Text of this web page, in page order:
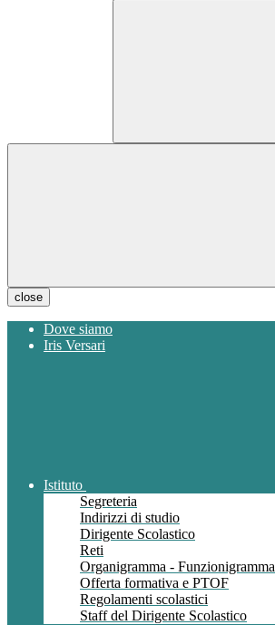
close
Dove siamo
Iris Versari
Istituto
Segreteria
Indirizzi di studio
Dirigente Scolastico
Reti
Organigramma - Funzionigramma
Offerta formativa e PTOF
Regolamenti scolastici
Staff del Dirigente Scolastico